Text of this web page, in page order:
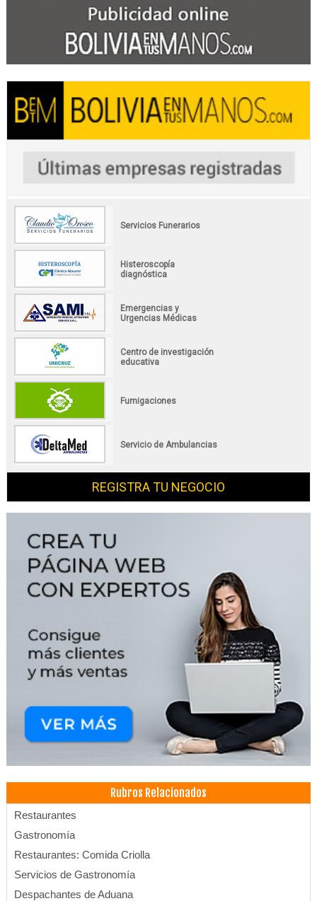
Servicios Funerarios
Histeroscopía
diagnóstica
Emergencias y
Urgencias Médicas
Centro de investigación
educativa
Fumigaciones
Servicio de Ambulancias
REGISTRA TU NEGOCIO
Rubros Relacionados
Restaurantes
Gastronomía
Restaurantes: Comida Criolla
Servicios de Gastronomía
Despachantes de Aduana